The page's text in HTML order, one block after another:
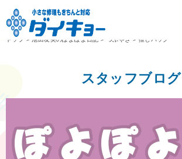
トップ
> 池田友美のぽよぽよ日記 > つぶやき > 推しバッグ
スタッフブログ